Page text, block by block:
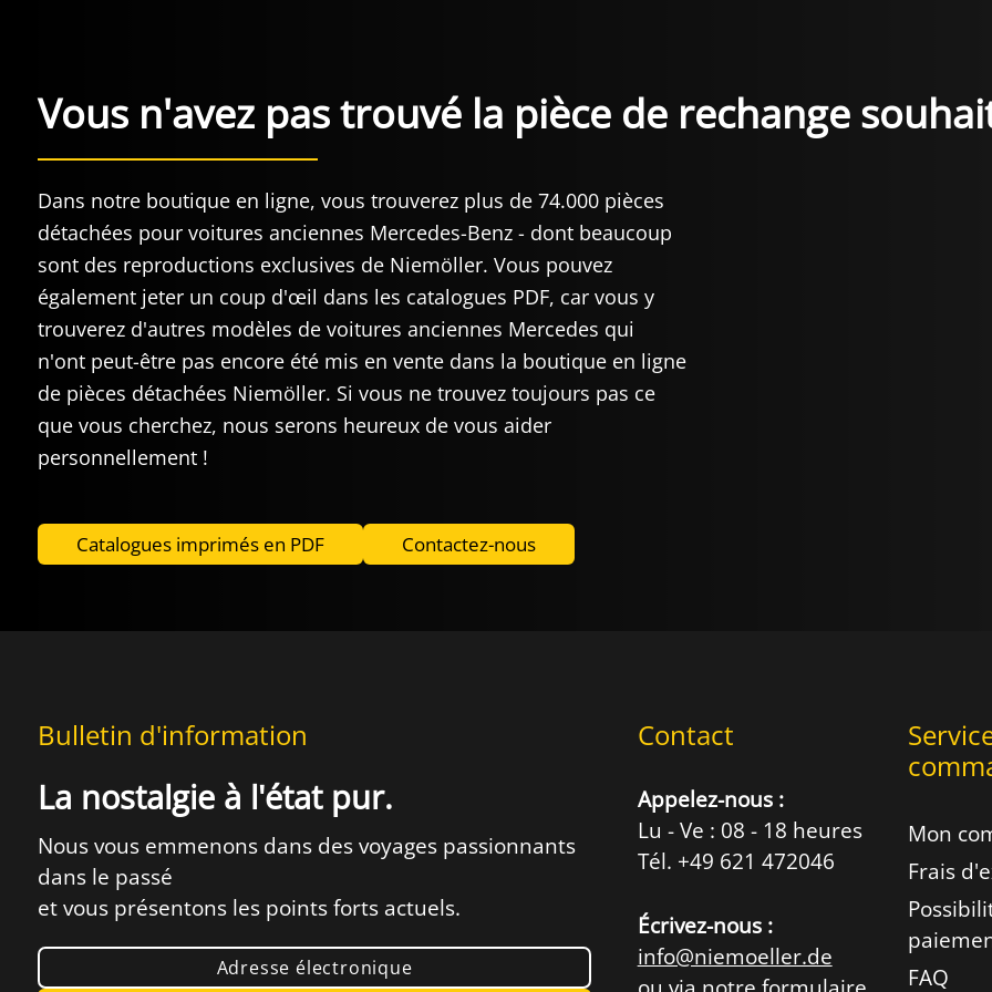
Vous n'avez pas trouvé la pièce de rechange
Dans notre boutique en ligne, vous trouverez plus de 74.000 pièces
détachées pour voitures anciennes Mercedes-Benz - dont beaucoup
sont des reproductions exclusives de Niemöller. Vous pouvez
également jeter un coup d'œil dans les catalogues PDF, car vous y
trouverez d'autres modèles de voitures anciennes Mercedes qui
n'ont peut-être pas encore été mis en vente dans la boutique en ligne
de pièces détachées Niemöller. Si vous ne trouvez toujours pas ce
que vous cherchez, nous serons heureux de vous aider
personnellement !
Catalogues imprimés en PDF Contactez-nous
Bulletin d'information
La nostalgie à l'état pur.
Nous vous emmenons dans des voyages passionnants
dans le passé
et vous présentons les points forts actuels.
Adresse électronique
Contact
Appelez-nous :
Lu - Ve : 08 - 18 heures
Tél. +49 621 472046
Écrivez-nous :
info@niemoeller.de
Mon
Frais
FAQ